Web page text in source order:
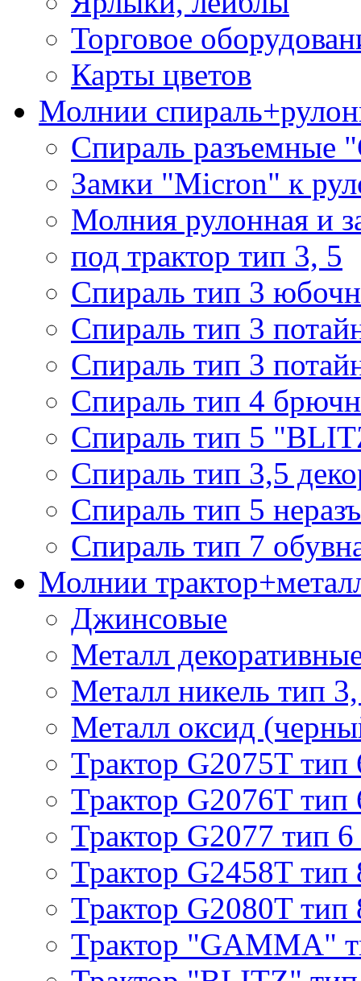
Торговое
Карты цветов
Молнии
Спираль разъемные
Замки "Micron" к
Молния рулонная и
под трактор тип 3, 5
Спираль тип 3
Спираль тип 3
Спираль тип 3
Спираль тип 4
Спираль тип 5
Спираль тип 3,5
Спираль тип 5
Спираль тип 7
Молнии
Джинсовые
Металл
Металл никель тип
Металл оксид
Трактор G2075T тип
Трактор G2076T тип
Трактор G2077 тип 6
Трактор G2458T тип
Трактор G2080T тип
Трактор "GAMMA"